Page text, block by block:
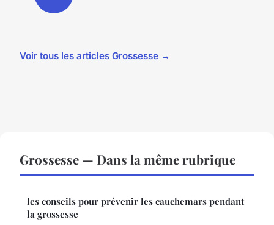
Voir tous les articles Grossesse →
Grossesse — Dans la même rubrique
les conseils pour prévenir les cauchemars pendant
la grossesse